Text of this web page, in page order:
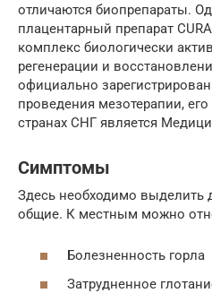
отличаются биопрепараты.
плацентарный препарат
комплекс биологически
регенерации и
официально
проведения мезотерапии,
странах СНГ является
Симптомы
Здесь необходимо выделить
общие. К местным можно
Болезненность горла
Затрудненное